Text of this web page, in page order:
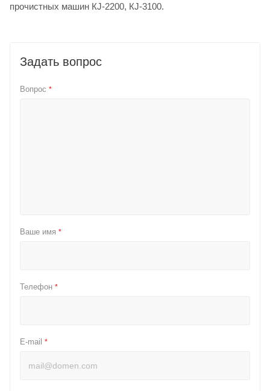
прочистных машин КJ-2200, КJ-3100.
Задать вопрос
Вопрос *
Ваше имя *
Телефон *
E-mail *